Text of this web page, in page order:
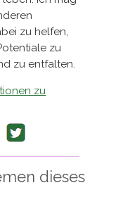
zu helfen,
zu
zu entfalten.
zu
dieses